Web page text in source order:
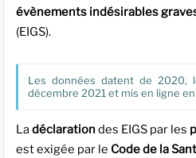
évènements indésirables
(EIGS).
Les données datent de 2020,
décembre 2021 et mis en ligne
La déclarationdes EIGS par les
est exigée par le Code de la